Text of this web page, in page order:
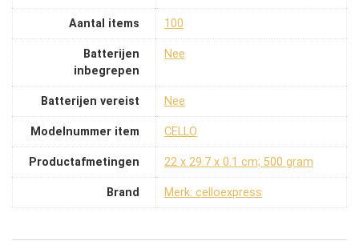
Aantal items ‎100
Batterijen
inbegrepen
‎Nee
Batterijen vereist ‎Nee
Modelnummer item ‎CELLO
Productafmetingen ‎22 x 29.7 x 0.1 cm; 500 gram
Brand Merk: celloexpress